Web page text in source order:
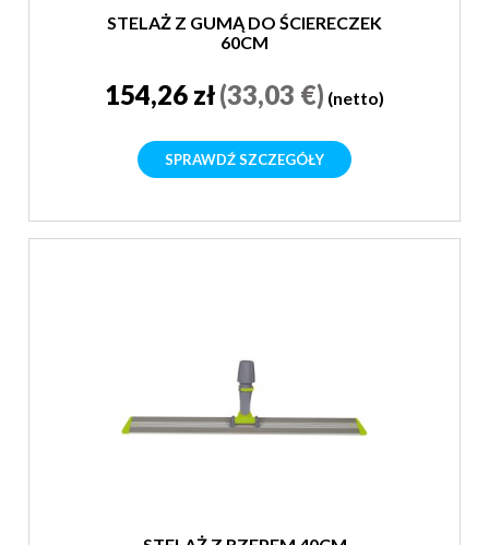
STELAŻ Z GUMĄ DO ŚCIERECZEK
60CM
154,26 zł(33,03 €) (netto)
SPRAWDŹ SZCZEGÓŁY